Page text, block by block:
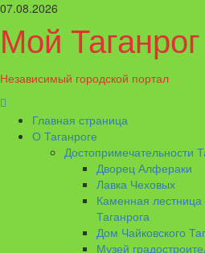
Перейти
содержимому
07.08.2026
Мой Таганрог
Независимый городской портал
менюГлавная страница
О Таганроге
Достопримечательности
Дворец Алфераки
Лавка Чеховых
Каменная
Таганрога
Дом Чайковского
Музей